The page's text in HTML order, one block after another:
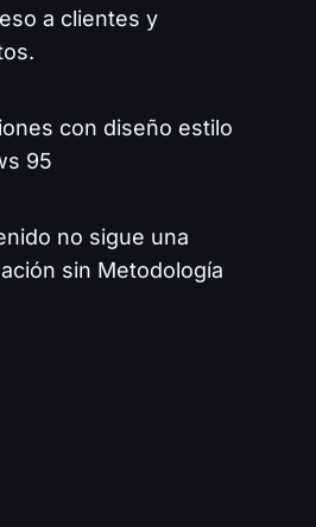
a clientes y
con diseño estilo
95
no sigue una
sin Metodología